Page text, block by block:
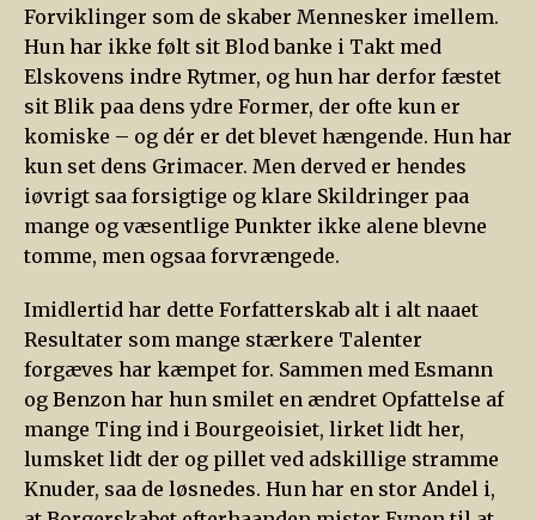
Forviklinger som de skaber Mennesker imellem.
Hun har ikke følt sit Blod banke i Takt med
Elskovens indre Rytmer, og hun har derfor fæstet
sit Blik paa dens ydre Former, der ofte kun er
komiske – og dér er det blevet hængende. Hun har
kun set dens Grimacer. Men derved er hendes
iøvrigt saa forsigtige og klare Skildringer paa
mange og væsentlige Punkter ikke alene blevne
tomme, men ogsaa forvrængede.
Imidlertid har dette Forfatterskab alt i alt naaet
Resultater som mange stærkere Talenter
forgæves har kæmpet for. Sammen med Esmann
og Benzon har hun smilet en ændret Opfattelse af
mange Ting ind i Bourgeoisiet, lirket lidt her,
lumsket lidt der og pillet ved adskillige stramme
Knuder, saa de løsnedes. Hun har en stor Andel i,